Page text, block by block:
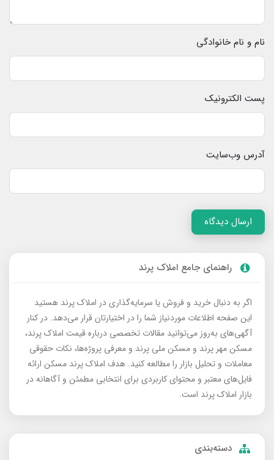
نام و نام خانوادگی
پست الکترونیک
آدرس وب‌سایت
ارسال دیدگاه
راهنمای جامع املاک پرند
اگر به دنبال خرید و فروش یا سرمایه‌گذاری در املاک پرند هستید
این صفحه اطلاعات موردنیاز شما را در اختیارتان قرار می‌دهد. در کنار
آگهی‌های به‌روز می‌توانید مقالات تخصصی درباره قیمت املاک پرند،
مسکن مهر پرند و مسکن ملی پرند و معرفی پروژه‌ها، نکات حقوقی
معاملات و تحلیل بازار را مطالعه کنید. هدف املاک پرند مسکن ارائه
فایل‌های معتبر و محتوای کاربردی برای انتخابی مطمئن و آگاهانه در
بازار املاک پرند است.
دسته‌بندی